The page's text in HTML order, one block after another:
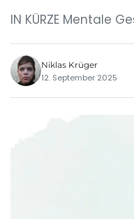
IN KÜRZE Mentale
Niklas Krüger
12. September 2025